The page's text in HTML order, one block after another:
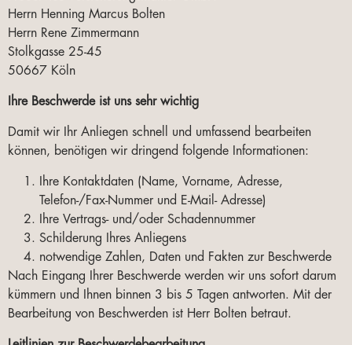
Herrn Henning Marcus Bolten
Herrn Rene Zimmermann
Stolkgasse 25-45
50667 Köln
Ihre Beschwerde ist uns sehr wichtig
Damit wir Ihr Anliegen schnell und umfassend bearbeiten
können, benötigen wir dringend folgende Informationen:
Ihre Kontaktdaten (Name, Vorname, Adresse,
Telefon-/Fax-Nummer und E-Mail- Adresse)
Ihre Vertrags- und/oder Schadennummer
Schilderung Ihres Anliegens
notwendige Zahlen, Daten und Fakten zur Beschwerde
Nach Eingang Ihrer Beschwerde werden wir uns sofort darum
kümmern und Ihnen binnen 3 bis 5 Tagen antworten. Mit der
Bearbeitung von Beschwerden ist Herr Bolten betraut.